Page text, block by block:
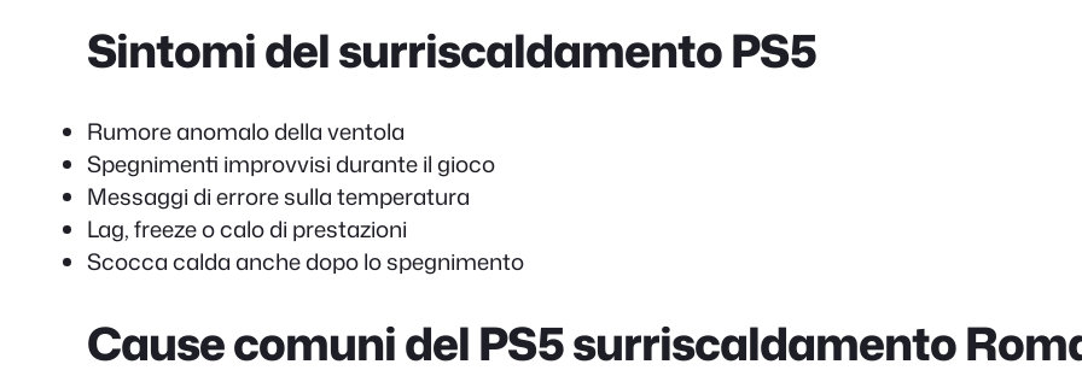
Sintomi del surriscaldamento PS5
Rumore anomalo della ventola
Spegnimenti improvvisi durante il gioco
Messaggi di errore sulla temperatura
Lag, freeze o calo di prestazioni
Scocca calda anche dopo lo spegnimento
Cause comuni del PS5 surriscaldamento